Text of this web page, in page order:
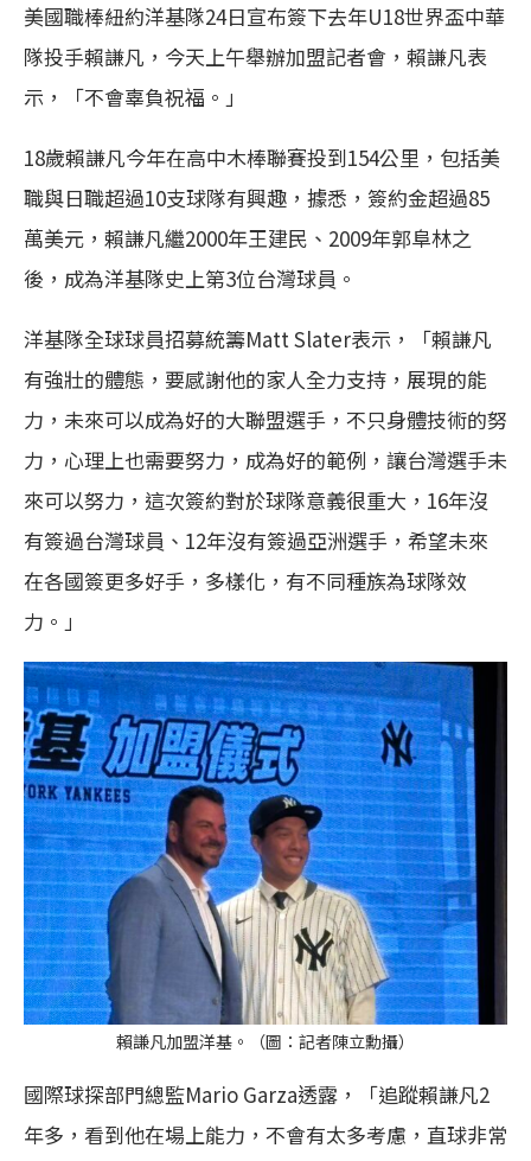
美國職棒紐約洋基隊24日宣布簽下去年U18世界盃中華
隊投手賴謙凡，今天上午舉辦加盟記者會，賴謙凡表
示，「不會辜負祝福。」
18歲賴謙凡今年在高中木棒聯賽投到154公里，包括美
職與日職超過10支球隊有興趣，據悉，簽約金超過85
萬美元，賴謙凡繼2000年王建民、2009年郭阜林之
後，成為洋基隊史上第3位台灣球員。
洋基隊全球球員招募統籌Matt Slater表示，「賴謙凡
有強壯的體態，要感謝他的家人全力支持，展現的能
力，未來可以成為好的大聯盟選手，不只身體技術的努
力，心理上也需要努力，成為好的範例，讓台灣選手未
來可以努力，這次簽約對於球隊意義很重大，16年沒
有簽過台灣球員、12年沒有簽過亞洲選手，希望未來
在各國簽更多好手，多樣化，有不同種族為球隊效
力。」
賴謙凡加盟洋基。（圖：記者陳立勳攝）
國際球探部門總監Mario Garza透露，「追蹤賴謙凡2
年多，看到他在場上能力，不會有太多考慮，直球非常